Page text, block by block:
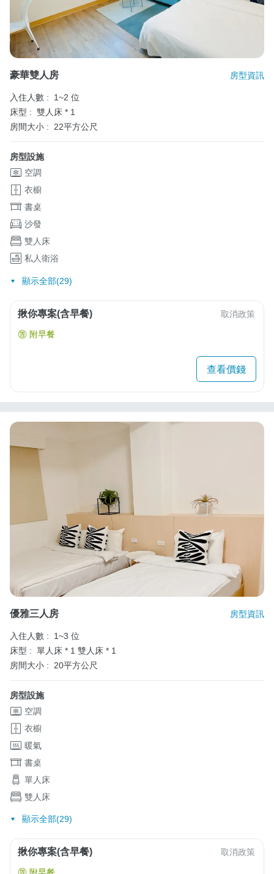
豪華雙人房 房型資訊
入住人數 :
1~2 位
床型 : 雙人床 * 1
房間大小 :
22平方公尺
房型設施
空調
衣櫥
書桌
沙發
雙人床
私人衛浴
顯示全部(29)
揪你專案(含早餐) 取消政策
附早餐
查看價錢
優雅三人房 房型資訊
入住人數 :
1~3 位
床型 : 單人床 * 1 雙人床 * 1
房間大小 :
20平方公尺
房型設施
空調
衣櫥
暖氣
書桌
單人床
雙人床
顯示全部(29)
揪你專案(含早餐) 取消政策